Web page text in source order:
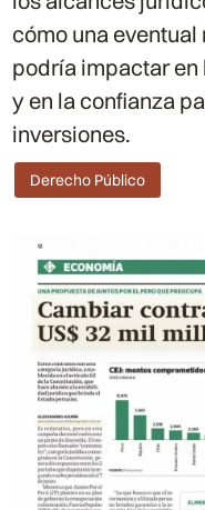
cómo una
podría impactar
y en la confianza
inversiones.
Derecho Público